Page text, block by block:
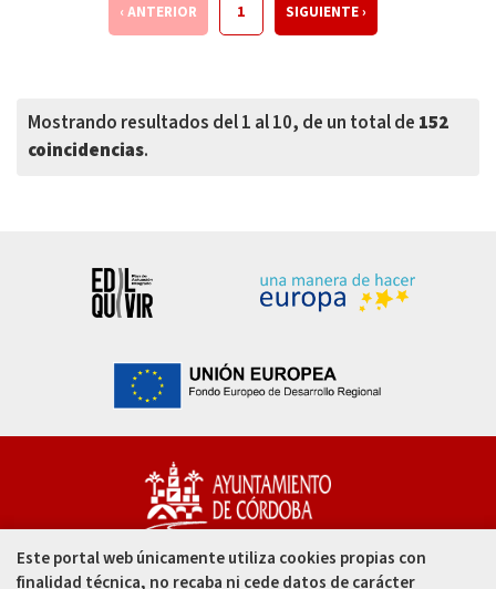
Pagination
PÁGINA ANTERIOR
‹ ANTERIOR Current page
1 SIGUIENTE PÁGINA
SIGUIENTE ›
Mostrando resultados del 1 al 10, de un total de 152
coincidencias.
Capitulares, 1. 14002
Este portal web únicamente utiliza cookies propias con
finalidad técnica, no recaba ni cede datos de carácter